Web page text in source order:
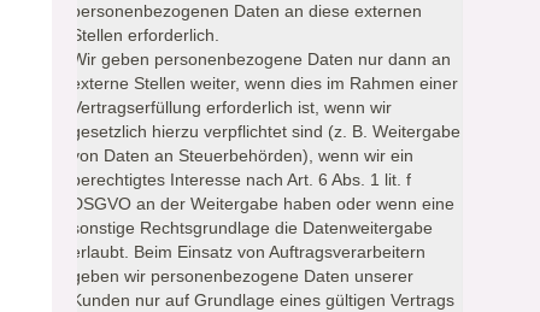
personenbezogenen Daten an diese externen
Stellen erforderlich.
Wir geben personenbezogene Daten nur dann an
externe Stellen weiter, wenn dies im Rahmen einer
Vertragserfüllung erforderlich ist, wenn wir
gesetzlich hierzu verpflichtet sind (z. B. Weitergabe
von Daten an Steuerbehörden), wenn wir ein
berechtigtes Interesse nach Art. 6 Abs. 1 lit. f
DSGVO an der Weitergabe haben oder wenn eine
sonstige Rechtsgrundlage die Datenweitergabe
erlaubt. Beim Einsatz von Auftragsverarbeitern
geben wir personenbezogene Daten unserer
Kunden nur auf Grundlage eines gültigen Vertrags